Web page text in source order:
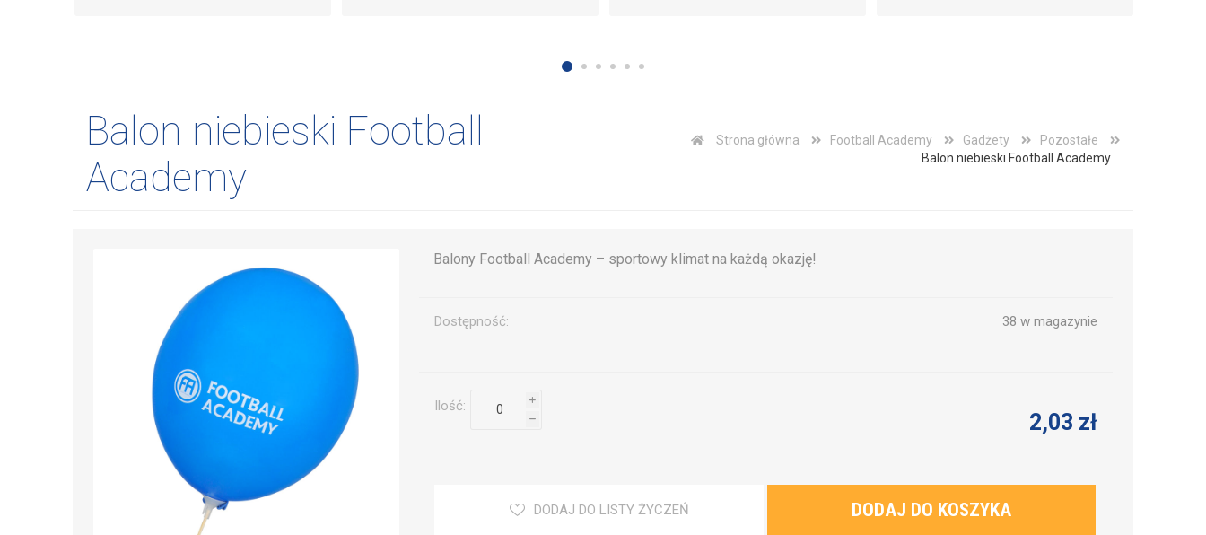
Strona główna Football Academy Gadżety
Pozostałe
Balon niebieski Football Academy
Balon niebieski Football
Academy
Balony Football Academy – sportowy klimat na każdą okazję!
Dostępność: 38 w magazynie
Ilość: i
h 2,03 zł
DODAJ DO LISTY ŻYCZEŃ